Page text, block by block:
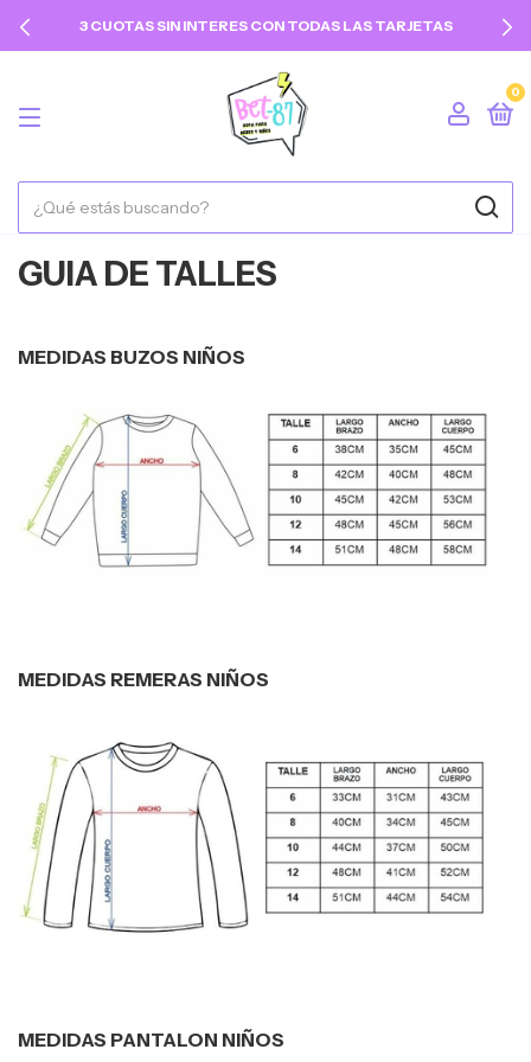
3 CUOTAS SIN INTERES CON TODAS LAS TARJETAS
0
GUIA DE TALLES
MEDIDAS BUZOS NIÑOS
MEDIDAS REMERAS NIÑOS
MEDIDAS PANTALON NIÑOS